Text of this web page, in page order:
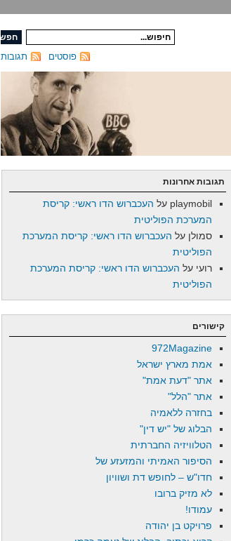
תגובות פוסטים
תגובות אחרונות
playmobil על העכברוש הדו ראשי: קריסת
המערכת הפוליטית
סמולן על העכברוש הדו ראשי: קריסת המערכת
הפוליטית
רועי על העכברוש הדו ראשי: קריסת המערכת
הפוליטית
קישורים
972Magazine
אמת מארץ ישראל
אתר "דעת אמת"
אתר "הלל"
בחזרה ללאמיה
הבלוג של "יש דין"
הטלוויזיה החברתית
הסיפור האמיתי והמזעזע של
חדו"ש – לחופש דת ושוויון
לא מזיק ברובו
עמודו!
פרויקט בן יהודה